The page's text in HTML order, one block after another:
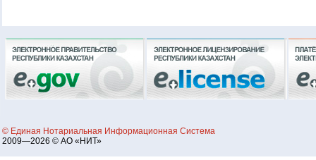
© Единая Нотариальная Информационная Система
2009—2026 © АО «НИТ»